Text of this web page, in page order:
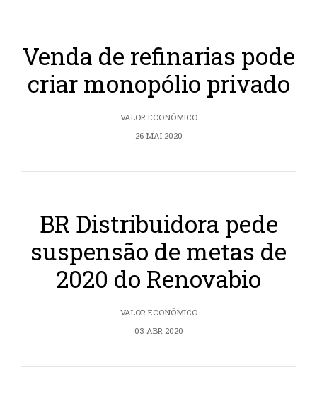
Venda de refinarias pode
criar monopólio privado
VALOR ECONÔMICO
26 MAI 2020
BR Distribuidora pede
suspensão de metas de
2020 do Renovabio
VALOR ECONÔMICO
03 ABR 2020